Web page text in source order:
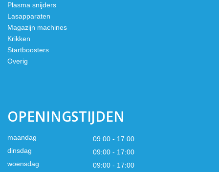
Plasma snijders
Lasapparaten
Magazijn machines
Krikken
Startboosters
Overig
OPENINGSTIJDEN
maandag
09:00 - 17:00
dinsdag
09:00 - 17:00
woensdag
09:00 - 17:00